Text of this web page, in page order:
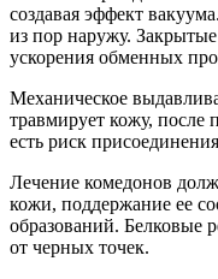
создавая эффект
из пор наружу.
ускорения обменных
Механическое
травмирует кожу, после
есть риск
Лечение комедонов
кожи, поддержание ее
образований. Белковые
от черных точек.